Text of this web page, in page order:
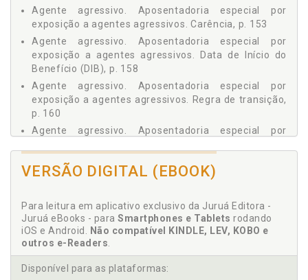
2.4.2 Assistência Social, p. 35
Capítulo 3 - DIREITO PREVIDENCIÁRIO, p. 45
3.1 DIREITO PREVIDENCIÁRIO E LEGISLAÇÃO
PREVIDENCIÁRIA, p. 45
3.2 AUTONOMIA, p. 46
3.3 FONTES, p. 47
3.4 HIERARQUIA E APLICAÇÃO, p. 48
3.6 INTERPRETAÇÃO, p. 50
3.7 INTEGRAÇÃO, p. 51
4.1 NOÇÕES GERAIS, p. 53
4.2 PREVIDÊNCIA COMPLEMENTAR, p. 54
4.3 REGIMES PRÓPRIOS DE PREVIDÊNCIA, p. 54
Capítulo 5 - REGIME GERAL DE PREVIDÊNCIA SOCIAL, p. 57
Agente agressivo. Aposentadoria especial por
exposição a agentes agressivos. Carência, p. 153
Agente agressivo. Aposentadoria especial por
exposição a agentes agressivos. Data de Início do
Benefício (DIB), p. 158
Agente agressivo. Aposentadoria especial por
exposição a agentes agressivos. Regra de transição,
p. 160
Agente agressivo. Aposentadoria especial por
Agente agressivo. Aposentadoria especial por
p. 149
Aposentadoria especial da pessoa com deficiência,
p. 350
agressivos, p. 146
VERSÃO DIGITAL (EBOOK)
Para leitura em aplicativo exclusivo da Juruá Editora -
Juruá eBooks - para Smartphones e Tablets rodando
iOS e Android. Não compatível KINDLE, LEV, KOBO e
outros e-Readers.
Disponível para as plataformas: